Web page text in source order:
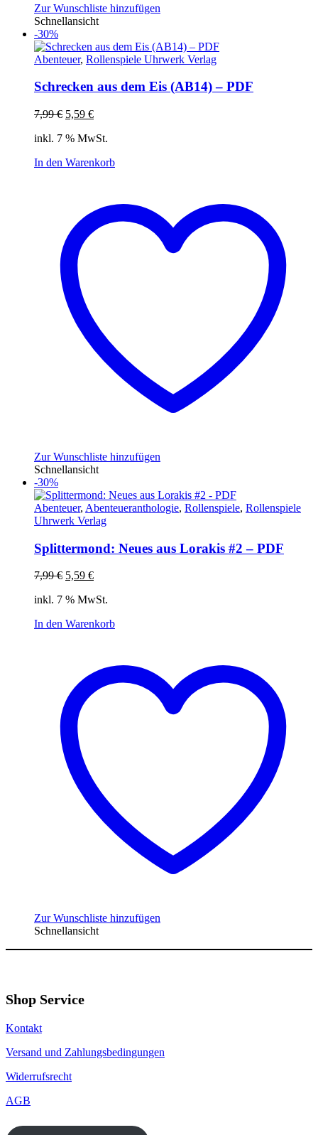
Zur Wunschliste hinzufügen
Schnellansicht
-30%
Abenteuer, Rollenspiele Uhrwerk Verlag
Schrecken aus dem Eis (AB14) – PDF
7,99€ Ursprünglicher
war:
5,59 €Aktueller
ist:
inkl. 7 % MwSt.
In den Warenkorb
Zur Wunschliste hinzufügen
Schnellansicht
-30%
Abenteuer, Abenteueranthologie, Rollenspiele, Rollenspiele
Uhrwerk Verlag
Splittermond: Neues aus Lorakis #2 – PDF
7,99€ Ursprünglicher
war:
5,59 €Aktueller
ist:
inkl. 7 % MwSt.
In den Warenkorb
Zur Wunschliste hinzufügen
Schnellansicht
Shop Service
Kontakt
Versand und Zahlungsbedingungen
Widerrufsrecht
AGB